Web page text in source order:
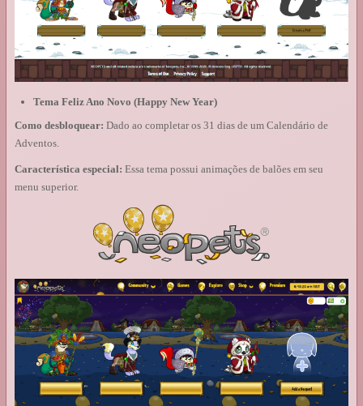
Tema Feliz Ano Novo (Happy New Year)
Como desbloquear: Dado ao completar os 31 dias de um Calendário de
Adventos.
Característica especial: Essa tema possui animações de balões em seu
menu superior.